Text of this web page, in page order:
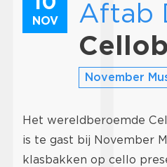
NOV
Aftab
November
Het wereldberoemde
is te gast bij November
klasbakken op cello